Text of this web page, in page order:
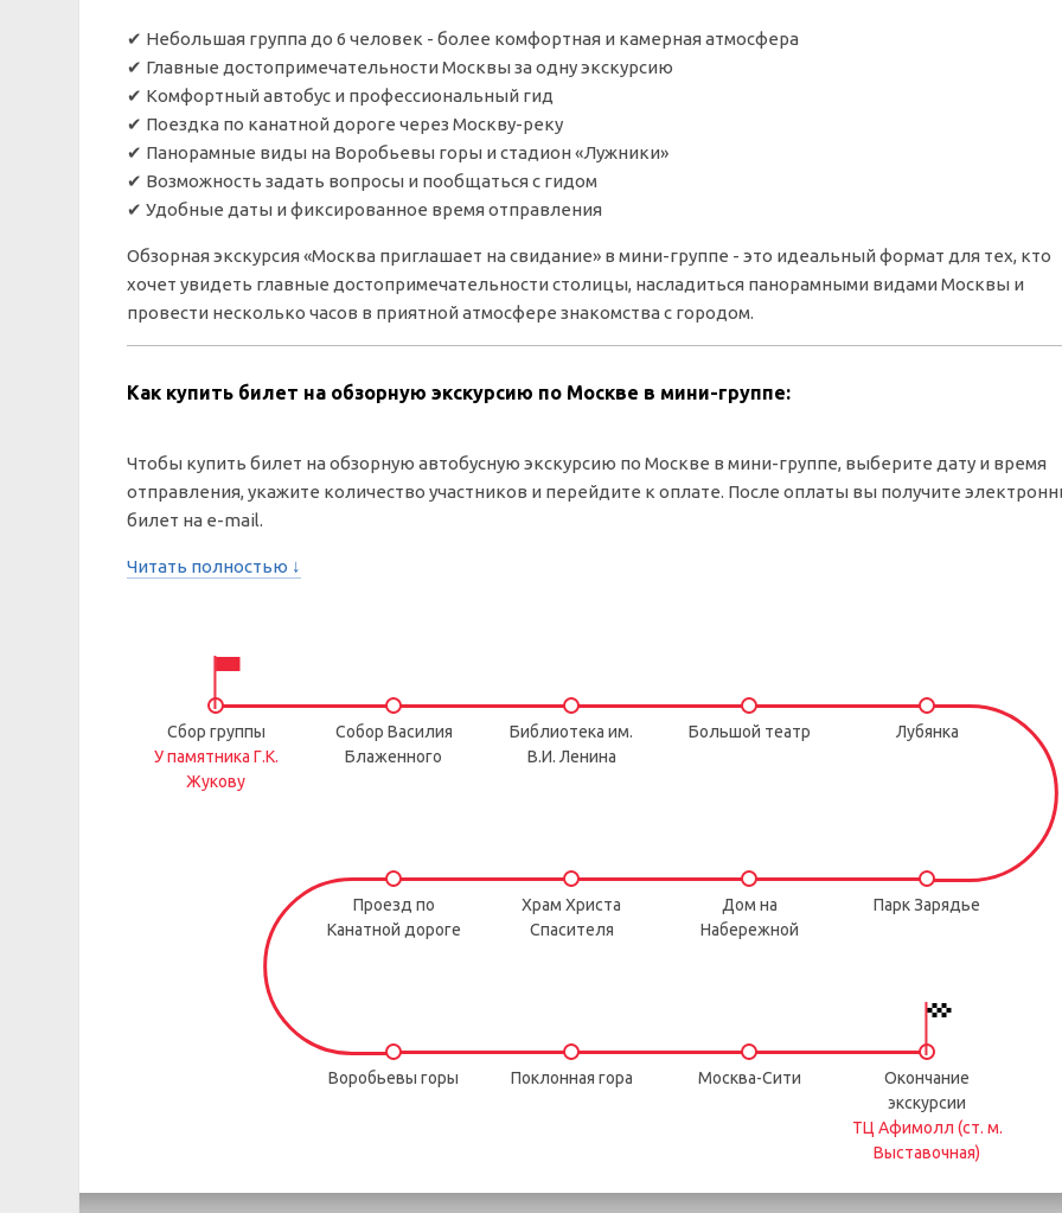
✔ Небольшая группа до 6 человек - более комфортная и камерная атмосфера
✔ Главные достопримечательности Москвы за одну экскурсию
✔ Комфортный автобус и профессиональный гид
✔ Поездка по канатной дороге через Москву-реку
✔ Панорамные виды на Воробьевы горы и стадион «Лужники»
✔ Возможность задать вопросы и пообщаться с гидом
✔ Удобные даты и фиксированное время отправления
Обзорная экскурсия «Москва приглашает на свидание» в мини-группе - это идеальный формат для тех, кто
хочет увидеть главные достопримечательности столицы, насладиться панорамными видами Москвы и
провести несколько часов в приятной атмосфере знакомства с городом.
Как купить билет на обзорную экскурсию по Москве в мини-группе:
Чтобы купить билет на обзорную автобусную экскурсию по Москве в мини-группе, выберите дату и время
отправления, укажите количество участников и перейдите к оплате. После оплаты вы получите
билет на e-mail.
Читать полностью ↓
Сбор группы
У памятника Г.К.
Жукову
Собор Василия
Блаженного
Библиотека им.
В.И. Ленина
Большой театр Лубянка
Парк Зарядье
Дом на
Набережной
Храм Христа
Спасителя
Проезд по
Канатной дороге
Воробьевы горы Поклонная гора Москва-Сити
Окончание
экскурсии
ТЦ Афимолл (ст. м.
Выставочная)